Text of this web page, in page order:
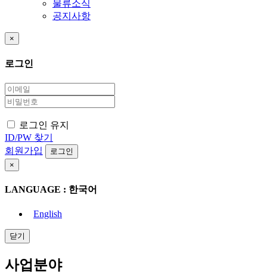
물류소식
공지사항
×
로그인
로그인 유지
ID/PW 찾기
회원가입
×
LANGUAGE : 한국어
English
닫기
사업분야